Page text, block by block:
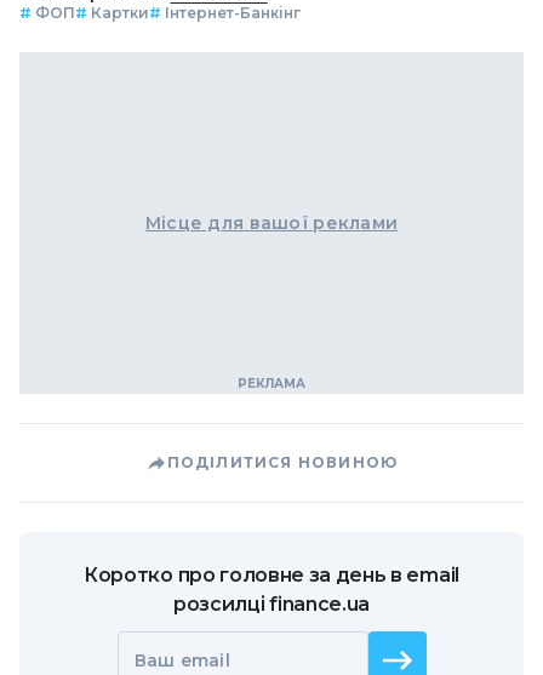
# ФОП# Картки# Інтернет-Банкінг
Місце для вашої реклами
ПОДІЛИТИСЯ НОВИНОЮ
Коротко про головне за день в email
розсилці finance.ua
Ваш email